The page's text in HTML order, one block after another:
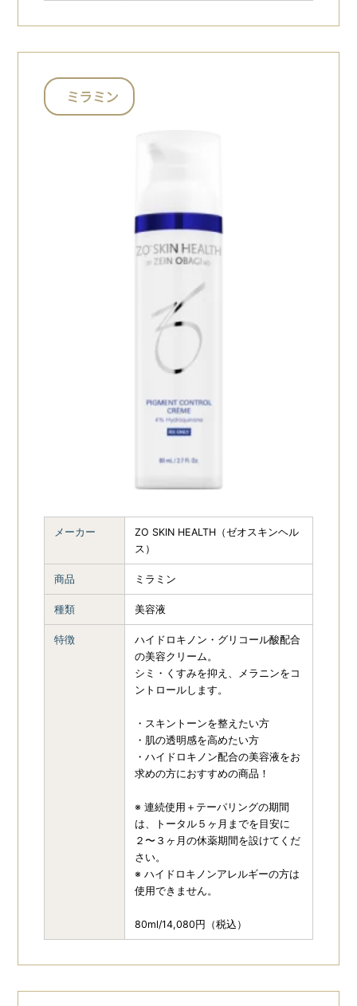
ミラミン
メーカー
ZO SKIN HEALTH（ゼオスキンヘル
ス）
商品 ミラミン
種類 美容液
特徴
ハイドロキノン・グリコール酸配合
の美容クリーム。
シミ・くすみを抑え、メラニンをコ
ントロールします。
・スキントーンを整えたい方
・肌の透明感を高めたい方
・ハイドロキノン配合の美容液をお
求めの方におすすめの商品！
※ 連続使用＋テーパリングの期間
は、トータル５ヶ月までを目安に
２〜３ヶ月の休薬期間を設けてくだ
さい。
※ ハイドロキノンアレルギーの方は
使用できません。
80ml/14,080円（税込）